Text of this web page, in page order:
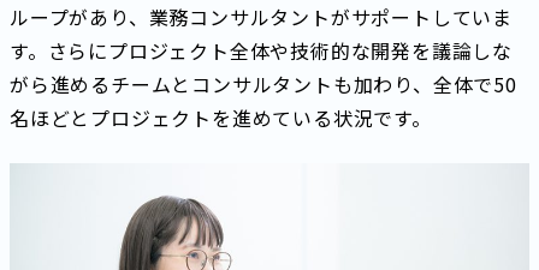
ループがあり、業務コンサルタントがサポートしていま
す。さらにプロジェクト全体や技術的な開発を議論しな
がら進めるチームとコンサルタントも加わり、全体で50
名ほどとプロジェクトを進めている状況です。